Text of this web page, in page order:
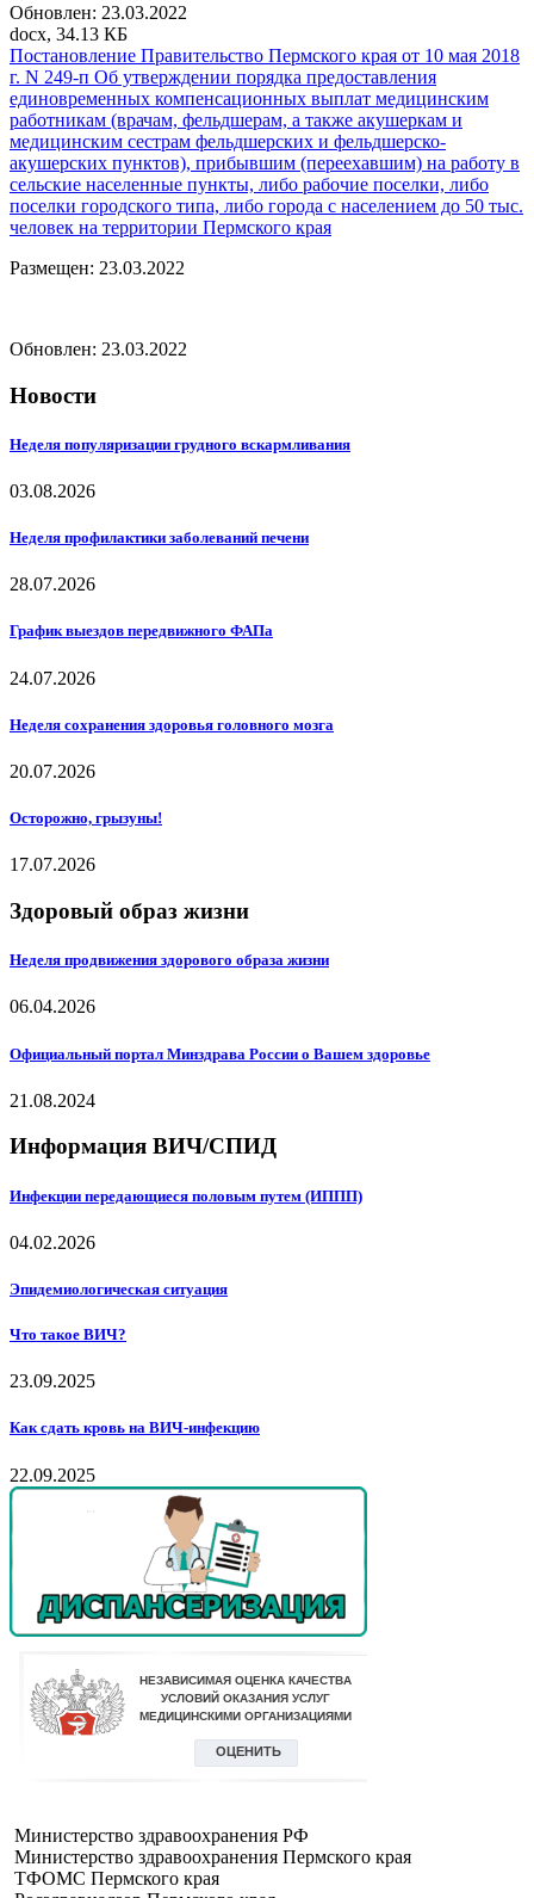
Обновлен: 23.03.2022
docx, 34.13 КБ
Постановление Правительство Пермского края от 10 мая 2018
г. N 249-п Об утверждении порядка предоставления
единовременных компенсационных выплат медицинским
работникам (врачам, фельдшерам, а также акушеркам и
медицинским сестрам фельдшерских и фельдшерско-
акушерских пунктов), прибывшим (переехавшим) на работу в
сельские населенные пункты, либо рабочие поселки, либо
поселки городского типа, либо города с населением до 50 тыс.
человек на территории Пермского края
Размещен: 23.03.2022
Обновлен: 23.03.2022
Новости
Неделя популяризации грудного вскармливания
03.08.2026
Неделя профилактики заболеваний печени
28.07.2026
График выездов передвижного ФАПа
24.07.2026
Неделя сохранения здоровья головного мозга
20.07.2026
Осторожно, грызуны!
17.07.2026
Здоровый образ жизни
Неделя продвижения здорового образа жизни
06.04.2026
Официальный портал Минздрава России о Вашем здоровье
21.08.2024
Информация ВИЧ/СПИД
Инфекции передающиеся половым путем (ИППП)
04.02.2026
Эпидемиологическая ситуация
Что такое ВИЧ?
23.09.2025
Как сдать кровь на ВИЧ-инфекцию
22.09.2025
Министерство здравоохранения РФ
Министерство здравоохранения Пермского края
ТФОМС Пермского края